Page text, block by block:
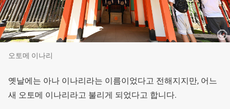
오토메 이나리
옛날에는 아나 이나리라는 이름이었다고 전해지지만, 어느
새 오토메 이나리라고 불리게 되었다고 합니다.